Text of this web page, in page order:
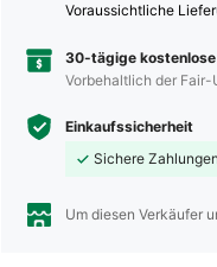
Voraussichtliche
30-tägige
Vorbehaltlich der
Einkaufssicherheit
Sichere Zahlungen
Um diesen Verkäufer